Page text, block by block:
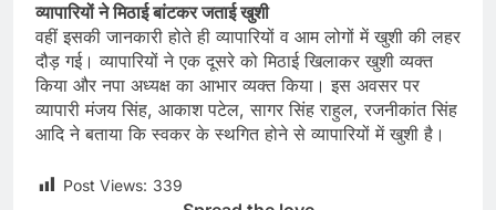
व्यापारियों ने मिठाई बांटकर जताई खुशी
वहीं इसकी जानकारी होते ही व्यापारियों व आम लोगों में खुशी की लहर
दौड़ गई। व्यापारियों ने एक दूसरे को मिठाई खिलाकर खुशी व्यक्त
किया और नपा अध्यक्ष का आभार व्यक्त किया। इस अवसर पर
व्यापारी मंजय सिंह, आकाश पटेल, सागर सिंह राहुल, रजनीकांत सिंह
आदि ने बताया कि स्वकर के स्थगित होने से व्यापारियों में खुशी है।
Post Views: 339